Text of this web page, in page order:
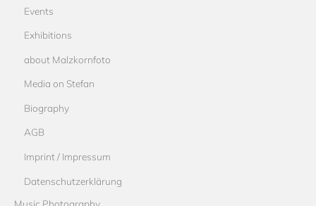
Events
Exhibitions
about Malzkornfoto
Media on Stefan
Biography
AGB
Imprint / Impressum
Datenschutzerklärung